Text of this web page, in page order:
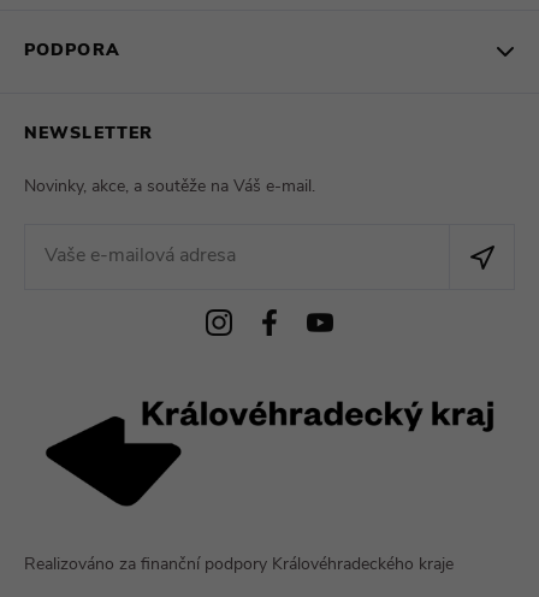
PODPORA
NEWSLETTER
Novinky, akce, a soutěže na Váš e-mail.
Realizováno za finanční podpory Královéhradeckého kraje